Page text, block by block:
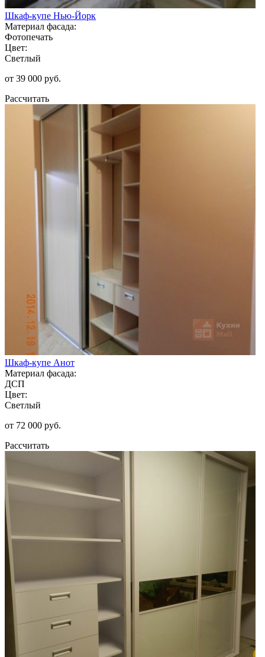
Шкаф-купе Нью-Йорк
Материал фасада:
Фотопечать
Цвет:
Светлый
от 39 000 руб.
Рассчитать
Шкаф-купе Анот
Материал фасада:
ДСП
Цвет:
Светлый
от 72 000 руб.
Рассчитать